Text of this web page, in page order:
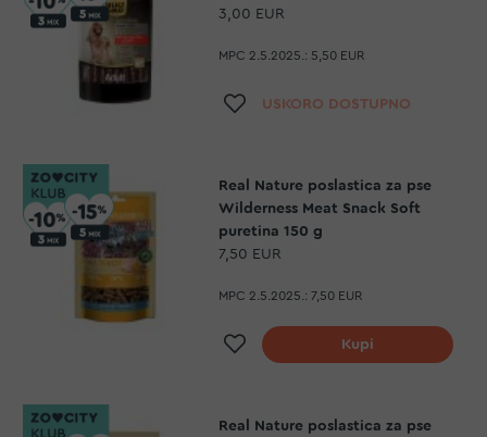
3,00 EUR
MPC 2.5.2025.: 5,50 EUR
Dodaj na listu želja
USKORO DOSTUPNO
Real Nature poslastica za pse
Wilderness Meat Snack Soft
puretina 150 g
7,50 EUR
MPC 2.5.2025.: 7,50 EUR
Dodaj na listu želja
Kupi
Real Nature poslastica za pse